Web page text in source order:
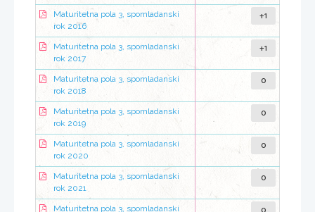
Maturitetna pola 3, spomladanski
rok 2016
+1
Maturitetna pola 3, spomladanski
rok 2017
+1
Maturitetna pola 3, spomladanski
rok 2018
0
Maturitetna pola 3, spomladanski
rok 2019
0
Maturitetna pola 3, spomladanski
rok 2020
0
Maturitetna pola 3, spomladanski
rok 2021
0
Maturitetna pola 3, spomladanski